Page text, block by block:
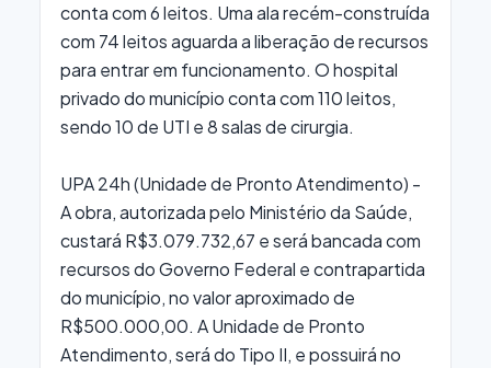
conta com 6 leitos. Uma ala recém-construída
com 74 leitos aguarda a liberação de recursos
para entrar em funcionamento. O hospital
privado do município conta com 110 leitos,
sendo 10 de UTI e 8 salas de cirurgia.
UPA 24h (Unidade de Pronto Atendimento) -
A obra, autorizada pelo Ministério da Saúde,
custará R$3.079.732,67 e será bancada com
recursos do Governo Federal e contrapartida
do município, no valor aproximado de
R$500.000,00. A Unidade de Pronto
Atendimento, será do Tipo II, e possuirá no